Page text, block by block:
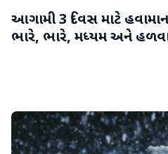
આગામી 3 દિવસ માટે
ભારે, ભારે, મધ્યમ અને